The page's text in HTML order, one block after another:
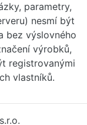
parametry,
nesmí být
bez výslovného
výrobků,
registrovanými
vlastníků.